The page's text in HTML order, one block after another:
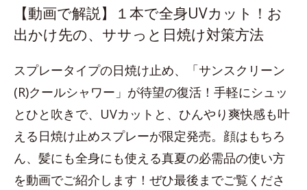
【動画で解説】１本で全身UVカット！お
出かけ先の、ササっと日焼け対策方法
スプレータイプの日焼け止め、「サンスクリーン
(R)クールシャワー」が待望の復活！手軽にシュッ
とひと吹きで、UVカットと、ひんやり爽快感も叶
える日焼け止めスプレーが限定発売。顔はもちろ
ん、髪にも全身にも使える真夏の必需品の使い方
を動画でご紹介します！ぜひ最後までご覧くださ